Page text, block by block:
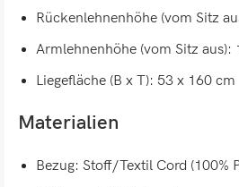
Rückenlehnenhöhe (vom Sitz
Armlehnenhöhe (vom Sitz aus):
Liegefläche (B x T): 53 x 160 cm
Materialien
Bezug: Stoff/Textil Cord (100%